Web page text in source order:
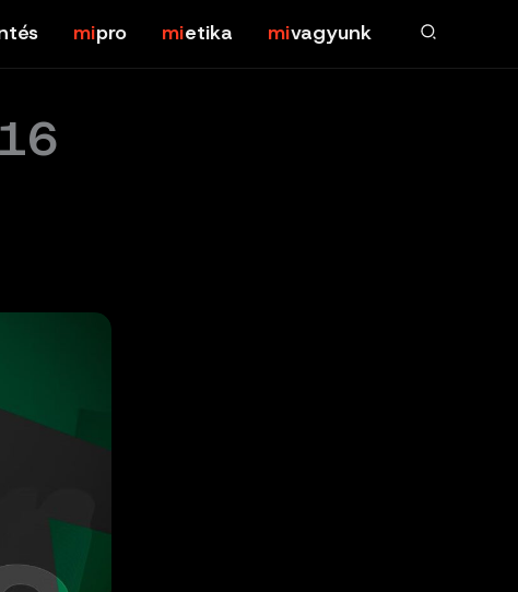
pro etika vagyunk